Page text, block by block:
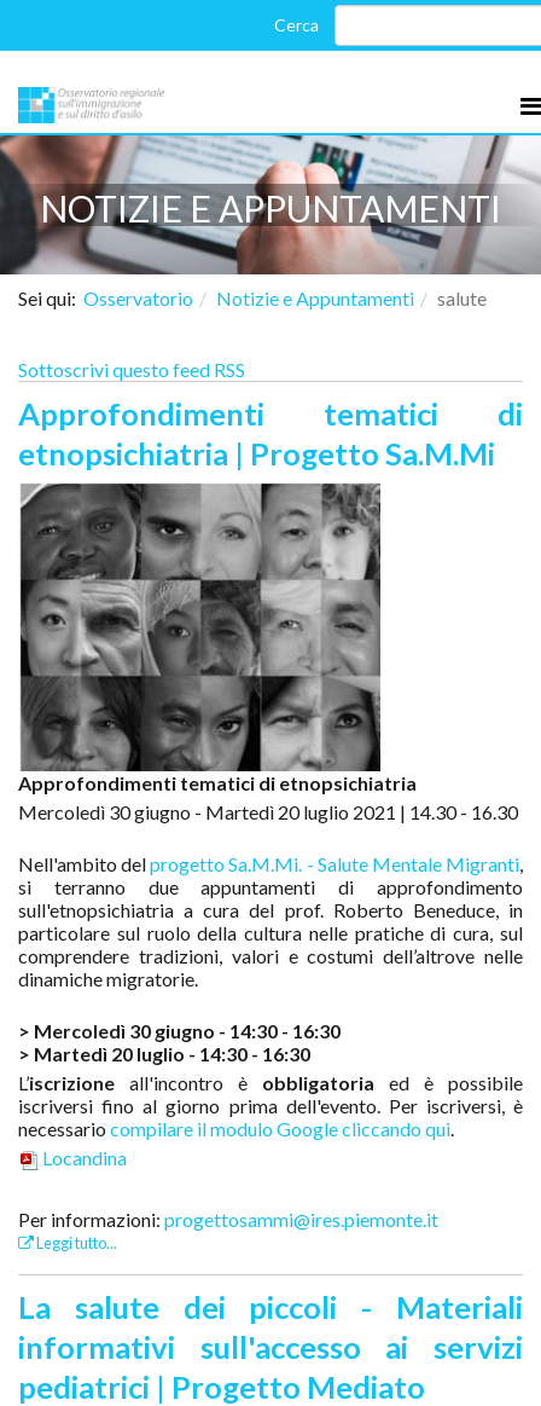
NOTIZIE E APPUNTAMENTI
Sei qui: Osservatorio Notizie e Appuntamenti salute
Sottoscrivi questo feed RSS
Approfondimenti tematici di
etnopsichiatria | Progetto Sa.M.Mi
Approfondimenti tematici di etnopsichiatria
Mercoledì 30 giugno - Martedì 20 luglio 2021 | 14.30 - 16.30
Nell'ambito delprogetto Sa.M.Mi. - Salute Mentale Migranti,
si terranno due appuntamenti di approfondimento
sull'etnopsichiatria a cura del prof. Roberto Beneduce, in
particolare sul ruolo della cultura nelle pratiche di cura, sul
comprendere tradizioni, valori e costumi dell’altrove nelle
dinamiche migratorie.
> Mercoledì 30 giugno - 14:30 - 16:30
> Martedì 20 luglio - 14:30 - 16:30
L’iscrizione all'incontro è obbligatoria ed è possibile
iscriversi fino al giorno prima dell'evento. Per iscriversi, è
necessario compilare il modulo Google cliccando qui.
Locandina
Per informazioni: progettosammi@ires.piemonte.it
Leggi tutto...
La salute dei piccoli - Materiali
informativi sull'accesso ai servizi
pediatrici | Progetto Mediato